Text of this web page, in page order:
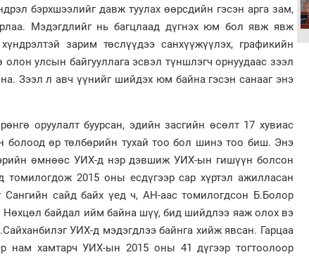
бэрхшээлийг давж туулах өөрсдийн гэсэн арга зам,
Мэдэгдлийг нь багцлаад дүгнэх юм бол явж явж
зарим төслүүдээ санхүүжүүлэх, графикийн
олон улсын байгууллага эсвэл түншлэгч орнуудаас зээл
Зээл л авч үүнийг шийдэх юм байна гэсэн санааг энэ
оруулалт буурсан, эдийн засгийн өсөлт 17 хувиас
болоод өр төлбөрийн тухай тоо бол шинэ тоо биш. Энэ
өмнөөс УИХ-д нэр дэвшиж УИХ-ын гишүүн болсон
2015 оны есдүгээр сар хүртэл ажилласан
сайд байх үед ч, АН-аас томилогдсон Б.Болор
Нөхцөл байдал ийм байна шүү, бид шийдлээ яаж олох вэ
УИХ-д мэдэгдлээ байнга хийж явсан. Гарцаа
нам хамтарч УИХ-ын 2015 оны 41 дүгээр тогтоолоор